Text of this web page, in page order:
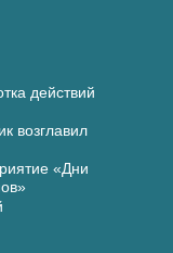
действий
возглавил
«Дни